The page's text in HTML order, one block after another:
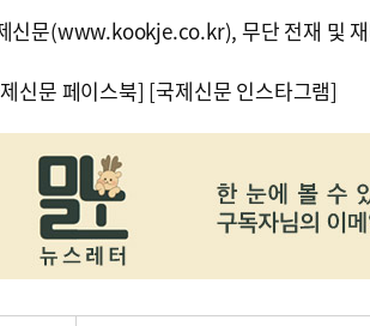
문(www.kookje.co.kr), 무단 전재 및 재
신문 페이스북] [국제신문 인스타그램]